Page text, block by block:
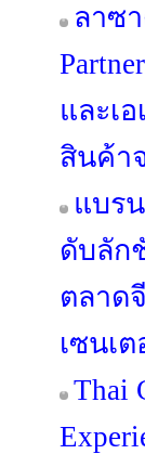
ลาซ
และเ
สินค้า
แบร
ดับลัก
ตลาด
เซนเ
Thai